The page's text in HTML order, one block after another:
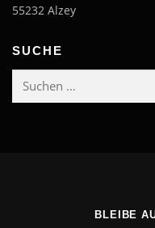
55232 Alzey
SUCHE
Suchen
BLEIBE